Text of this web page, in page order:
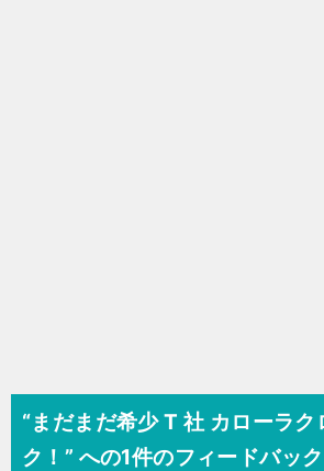
“まだまだ希少 T 社 カローラク
ク！” への1件のフィードバック